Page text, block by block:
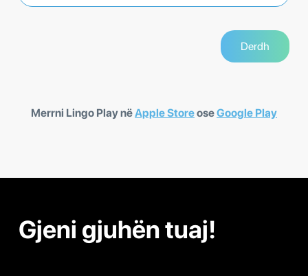
Merrni Lingo Play nëApple StoreoseGoogle Play
Gjeni gjuhën tuaj!